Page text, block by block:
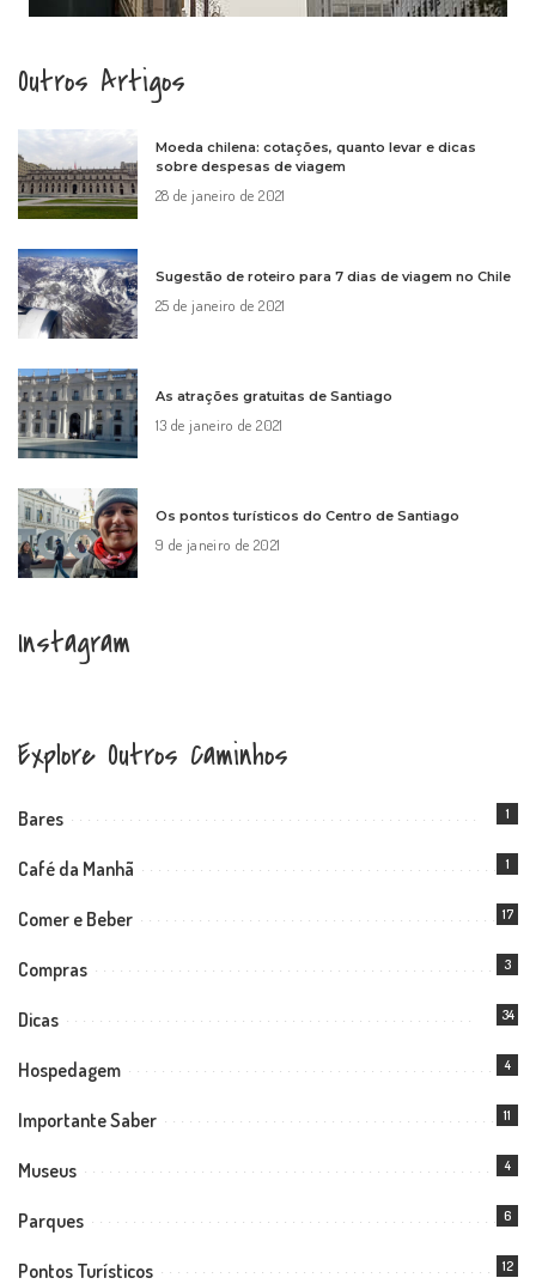
Outros Artigos
Moeda chilena: cotações, quanto levar e dicas
sobre despesas de viagem
28 de janeiro de 2021
Sugestão de roteiro para 7 dias de viagem no Chile
25 de janeiro de 2021
As atrações gratuitas de Santiago
13 de janeiro de 2021
Os pontos turísticos do Centro de Santiago
9 de janeiro de 2021
Instagram
Explore Outros Caminhos
Bares 1
Café da Manhã 1
Comer e Beber 17
Compras 3
Dicas 34
Hospedagem 4
Importante Saber 11
Museus 4
Parques 6
Pontos Turísticos 12